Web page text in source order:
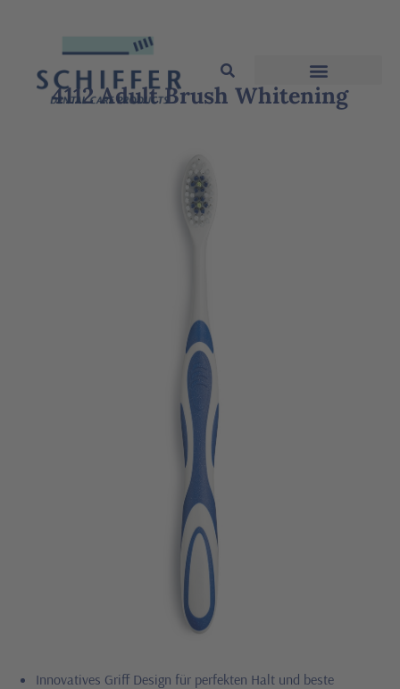
4112 Adult Brush Whitening
Innovatives Griff Design für perfekten Halt und beste